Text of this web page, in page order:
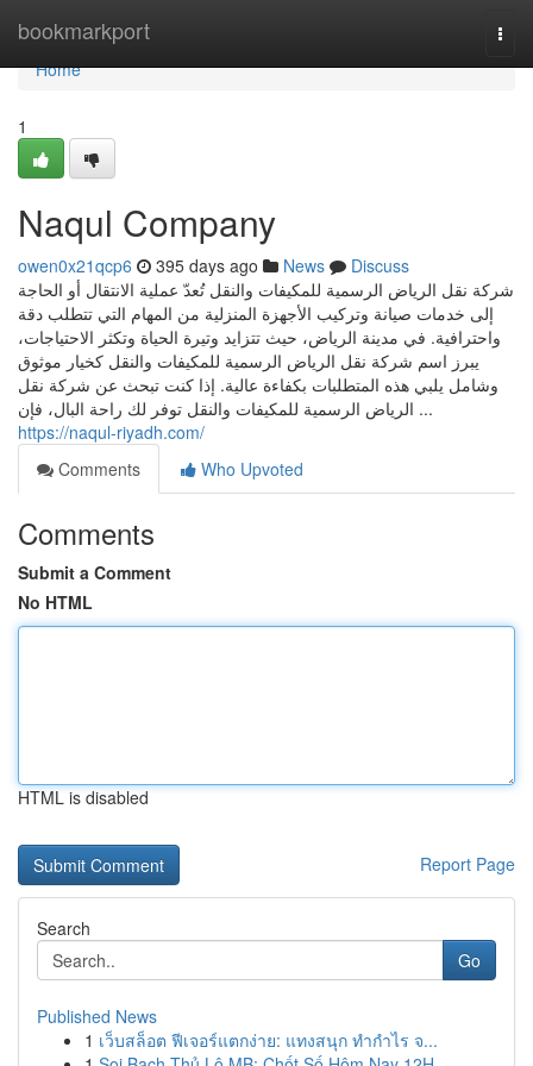
bookmarkport
Home
Home
1
Naqul Company
owen0x21qcp6 395 days ago News
Discuss
شركة نقل الرياض الرسمية للمكيفات والنقل تُعدّ عملية الانتقال أو الحاجة
إلى خدمات صيانة وتركيب الأجهزة المنزلية من المهام التي تتطلب دقة
واحترافية. في مدينة الرياض، حيث تتزايد وتيرة الحياة وتكثر الاحتياجات،
يبرز اسم شركة نقل الرياض الرسمية للمكيفات والنقل كخيار موثوق
وشامل يلبي هذه المتطلبات بكفاءة عالية. إذا كنت تبحث عن شركة نقل
الرياض الرسمية للمكيفات والنقل توفر لك راحة البال، فإن ...
https://naqul-riyadh.com/
Comments
Who Upvoted
Comments
Submit a Comment
No HTML
HTML is disabled
Report Page
Search
Go
Published News
1 เว็บสล็อต ฟีเจอร์แตกง่าย: แทงสนุก ทำกำไร จ...